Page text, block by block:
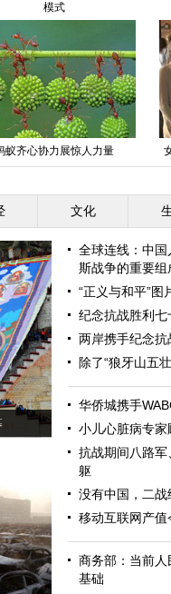
模式
蚁齐心协力展惊人力量
文化
全球连线：中
斯战争的重要组
“正义与和平”图
纪念抗战胜利
两岸携手纪念
除了“狼牙山五
华侨城携手
小儿心脏病专家
抗战期间八路
躯
没有中国，二
移动互联网产
商务部：当前
基础